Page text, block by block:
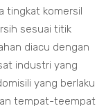
tingkat komersil
sesuai titik
diacu dengan
industri yang
yang berlaku
tempat-teempat